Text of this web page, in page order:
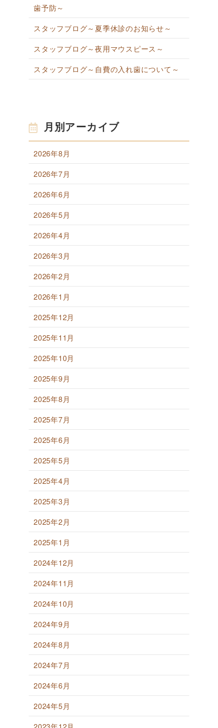
歯予防～
スタッフブログ～夏季休診のお知らせ～
スタッフブログ～夜用マウスピース～
スタッフブログ～自費の入れ歯について～
月別アーカイブ
2026年8月
2026年7月
2026年6月
2026年5月
2026年4月
2026年3月
2026年2月
2026年1月
2025年12月
2025年11月
2025年10月
2025年9月
2025年8月
2025年7月
2025年6月
2025年5月
2025年4月
2025年3月
2025年2月
2025年1月
2024年12月
2024年11月
2024年10月
2024年9月
2024年8月
2024年7月
2024年6月
2024年5月